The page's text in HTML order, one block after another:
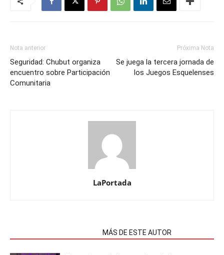
Nota anterior
Seguridad: Chubut organiza
encuentro sobre Participación
Comunitaria
Próxima Nota
Se juega la tercera jornada de
los Juegos Esquelenses
LaPortada
MÁS DE ESTE AUTOR